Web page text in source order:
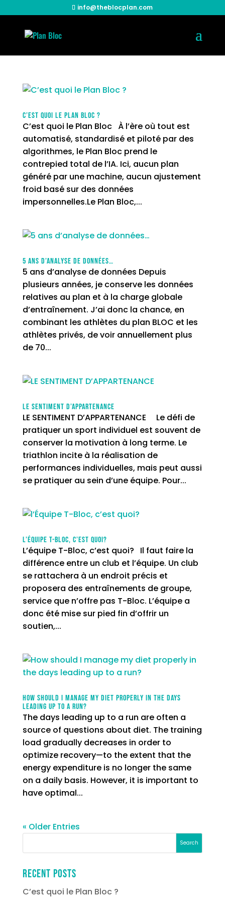
info@theblocplan.com
C’est quoi le Plan Bloc ?
C’est quoi le Plan Bloc À l’ère où tout est
automatisé, standardisé et piloté par des
algorithmes, le Plan Bloc prend le
contrepied total de l’IA. Ici, aucun plan
généré par une machine, aucun ajustement
froid basé sur des données
impersonnelles.Le Plan Bloc,...
5 ans d’analyse de données…
5 ans d’analyse de données Depuis
plusieurs années, je conserve les données
relatives au plan et à la charge globale
d’entraînement. J’ai donc la chance, en
combinant les athlètes du plan BLOC et les
athlètes privés, de voir annuellement plus
de 70...
LE SENTIMENT D’APPARTENANCE
LE SENTIMENT D’APPARTENANCE Le défi de
pratiquer un sport individuel est souvent de
conserver la motivation à long terme. Le
triathlon incite à la réalisation de
performances individuelles, mais peut aussi
se pratiquer au sein d’une équipe. Pour...
l’Équipe T-Bloc, c’est quoi?
L’équipe T-Bloc, c’est quoi? Il faut faire la
différence entre un club et l’équipe. Un club
se rattachera à un endroit précis et
proposera des entraînements de groupe,
service que n’offre pas T-Bloc. L’équipe a
donc été mise sur pied fin d’offrir un
soutien,...
How should I manage my diet properly in the days
leading up to a run?
The days leading up to a run are often a
source of questions about diet. The training
load gradually decreases in order to
optimize recovery—to the extent that the
energy expenditure is no longer the same
on a daily basis. However, it is important to
have optimal...
« Older Entries
Recent Posts
C’est quoi le Plan Bloc ?